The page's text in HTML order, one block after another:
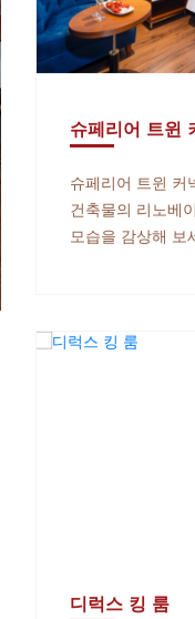
슈페리어 트윈
슈페리어 트윈 커
건축물의 리노베
모습을 감상해 보
디럭스 킹 룸